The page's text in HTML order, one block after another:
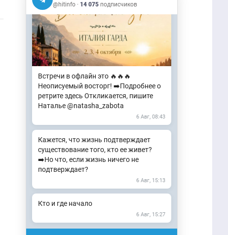
@hitinfo · 14 075 подписчиков
Встречи в офлайн это 🔥🔥🔥
Неописуемый восторг! ➡️Подробнее о
ретрите здесь Откликается, пишите
Наталье @natasha_zabota
6 Авг, 08:43
Кажется, что жизнь подтверждает
существование того, кто ее живет?
➡️Но что, если жизнь ничего не
подтверждает?
6 Авг, 15:13
Кто и где начало
6 Авг, 15:27